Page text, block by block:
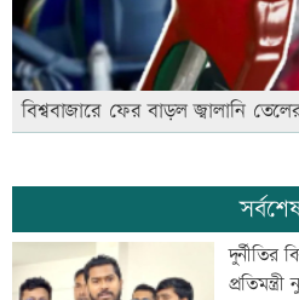
বিশ্ববাজারে ফের বাড়ল জ্বালানি
দুর্নীতির
প্রতিমন্ত্রী